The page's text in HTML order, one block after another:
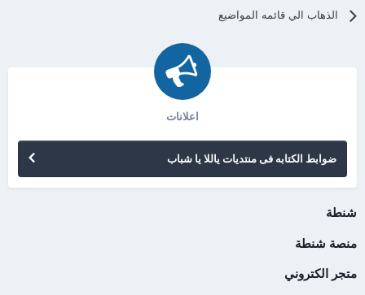
الذهاب الي قائمه المواضيع
اعلانات
ضوابط الكتابه فى منتديات ياللا يا شباب
شنطة
منصة شنطة
متجر الكتروني